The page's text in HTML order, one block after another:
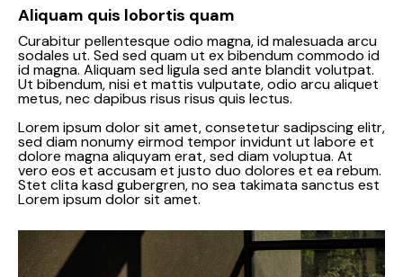
Aliquam quis lobortis quam
Curabitur pellentesque odio magna, id malesuada arcu
sodales ut. Sed sed quam ut ex bibendum commodo id
id magna. Aliquam sed ligula sed ante blandit volutpat.
Ut bibendum, nisi et mattis vulputate, odio arcu aliquet
metus, nec dapibus risus risus quis lectus.
Lorem ipsum dolor sit amet, consetetur sadipscing elitr,
sed diam nonumy eirmod tempor invidunt ut labore et
dolore magna aliquyam erat, sed diam voluptua. At
vero eos et accusam et justo duo dolores et ea rebum.
Stet clita kasd gubergren, no sea takimata sanctus est
Lorem ipsum dolor sit amet.